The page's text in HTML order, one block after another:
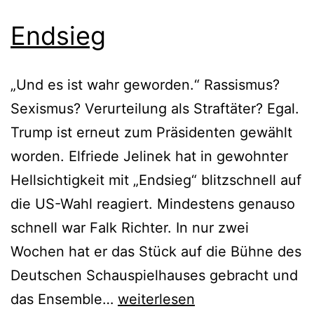
Endsieg
„Und es ist wahr geworden.“ Rassismus?
Sexismus? Verurteilung als Straftäter? Egal.
Trump ist erneut zum Präsidenten gewählt
worden. Elfriede Jelinek hat in gewohnter
Hellsichtigkeit mit „Endsieg“ blitzschnell auf
die US-Wahl reagiert. Mindestens genauso
schnell war Falk Richter. In nur zwei
Wochen hat er das Stück auf die Bühne des
Deutschen Schauspielhauses gebracht und
das Ensemble… Endsieg
weiterlesen